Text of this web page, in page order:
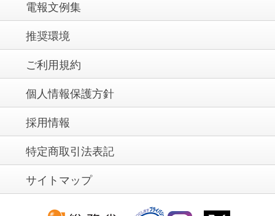
電報文例集
推奨環境
ご利用規約
個人情報保護方針
採用情報
特定商取引法表記
サイトマップ